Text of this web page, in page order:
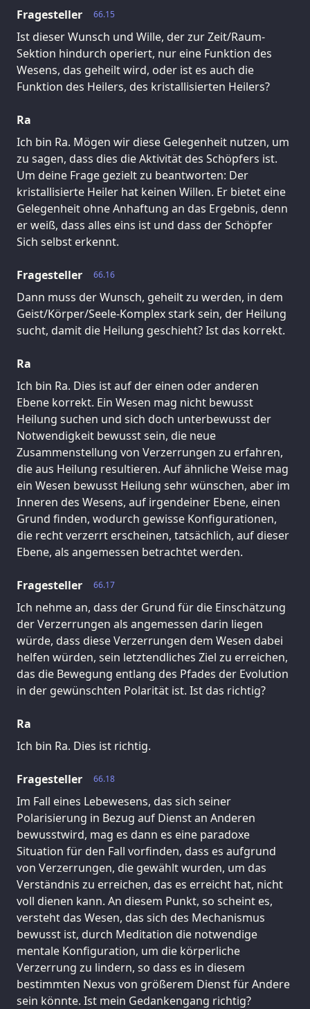
66.15
Fragesteller
Ist dieser Wunsch und Wille, der zur Zeit/Raum-
Sektion hindurch operiert, nur eine Funktion des
Wesens, das geheilt wird, oder ist es auch die
Funktion des Heilers, des kristallisierten Heilers?
Ra
Ich bin Ra. Mögen wir diese Gelegenheit nutzen, um
zu sagen, dass dies die Aktivität des Schöpfers ist.
Um deine Frage gezielt zu beantworten: Der
kristallisierte Heiler hat keinen Willen. Er bietet eine
Gelegenheit ohne Anhaftung an das Ergebnis, denn
er weiß, dass alles eins ist und dass der Schöpfer
Sich selbst erkennt.
66.16
Fragesteller
Dann muss der Wunsch, geheilt zu werden, in dem
Geist/Körper/Seele-Komplex stark sein, der Heilung
sucht, damit die Heilung geschieht? Ist das korrekt.
Ra
Ich bin Ra. Dies ist auf der einen oder anderen
Ebene korrekt. Ein Wesen mag nicht bewusst
Heilung suchen und sich doch unterbewusst der
Notwendigkeit bewusst sein, die neue
Zusammenstellung von Verzerrungen zu erfahren,
die aus Heilung resultieren. Auf ähnliche Weise mag
ein Wesen bewusst Heilung sehr wünschen, aber im
Inneren des Wesens, auf irgendeiner Ebene, einen
Grund finden, wodurch gewisse Konfigurationen,
die recht verzerrt erscheinen, tatsächlich, auf dieser
Ebene, als angemessen betrachtet werden.
66.17
Fragesteller
Ich nehme an, dass der Grund für die Einschätzung
der Verzerrungen als angemessen darin liegen
würde, dass diese Verzerrungen dem Wesen dabei
helfen würden, sein letztendliches Ziel zu erreichen,
das die Bewegung entlang des Pfades der Evolution
in der gewünschten Polarität ist. Ist das richtig?
Ra
Ich bin Ra. Dies ist richtig.
66.18
Fragesteller
Im Fall eines Lebewesens, das sich seiner
Polarisierung in Bezug auf Dienst an Anderen
bewusstwird, mag es dann es eine paradoxe
Situation für den Fall vorfinden, dass es aufgrund
von Verzerrungen, die gewählt wurden, um das
Verständnis zu erreichen, das es erreicht hat, nicht
voll dienen kann. An diesem Punkt, so scheint es,
versteht das Wesen, das sich des Mechanismus
bewusst ist, durch Meditation die notwendige
mentale Konfiguration, um die körperliche
Verzerrung zu lindern, so dass es in diesem
bestimmten Nexus von größerem Dienst für Andere
sein könnte. Ist mein Gedankengang richtig?